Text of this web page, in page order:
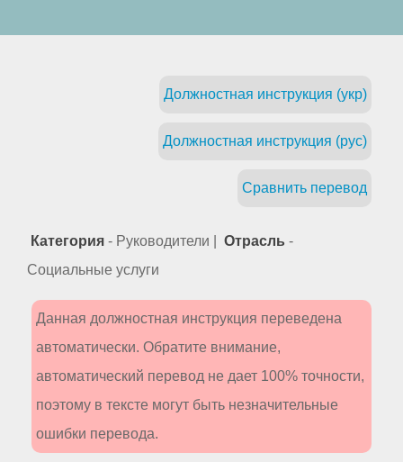
Должностная инструкция (укр)
Должностная инструкция (рус)
Сравнить перевод
Категория - Руководители | Отрасль -
Социальные услуги
Данная должностная инструкция переведена
автоматически. Обратите внимание,
автоматический перевод не дает 100% точности,
поэтому в тексте могут быть незначительные
ошибки перевода.